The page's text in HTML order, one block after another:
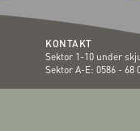
KONTAKT
Sektor 1-10 under
Sektor A-E: 0586 - 68